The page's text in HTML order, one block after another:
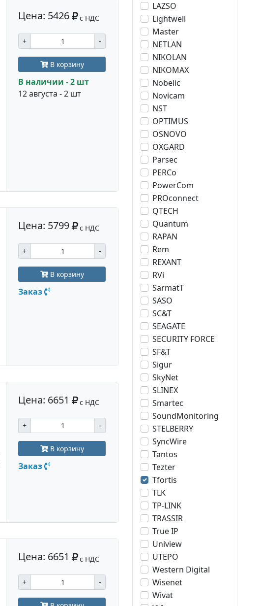
Цена: 5426 с НДС
+ -
В корзину
В наличии - 2 шт
12 августа - 2 шт
Цена: 5799 с НДС
+ -
В корзину
Заказ
Цена: 6651 с НДС
+ -
В корзину
Заказ
Цена: 6651 с НДС
+ -
LAZSO
Lightwell
Master
NETLAN
NIKOLAN
NIKOMAX
Nobelic
Novicam
NST
OPTIMUS
OSNOVO
OXGARD
Parsec
PERCo
PowerCom
PROconnect
QTECH
Quantum
RAPAN
Rem
REXANT
RVi
SarmatT
SASO
SC&T
SEAGATE
SECURITY FORCE
SF&T
Sigur
SkyNet
SLINEX
Smartec
SoundMonitoring
STELBERRY
SyncWire
Tantos
Tezter
Tfortis
TLK
TP-LINK
TRASSIR
True IP
Uniview
UTEPO
Western Digital
Wisenet
Wivat